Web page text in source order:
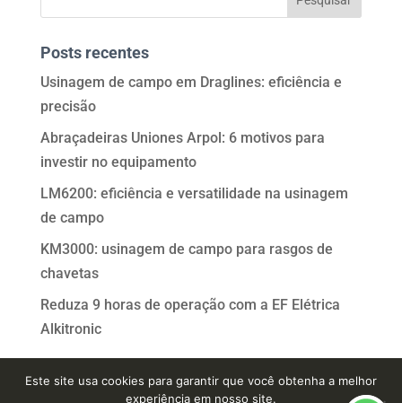
Posts recentes
Usinagem de campo em Draglines: eficiência e
precisão
Abraçadeiras Uniones Arpol: 6 motivos para
investir no equipamento
LM6200: eficiência e versatilidade na usinagem
de campo
KM3000: usinagem de campo para rasgos de
chavetas
Reduza 9 horas de operação com a EF Elétrica
Alkitronic
Este site usa cookies para garantir que você obtenha a melhor
experiência em nosso site.